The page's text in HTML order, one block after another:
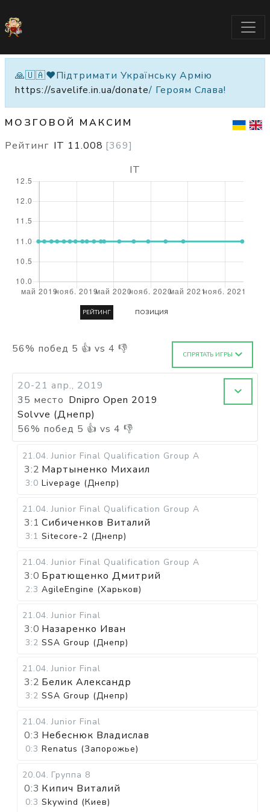
🙏🇺🇦❤️Підтримати Українську Армію
https://savelife.in.ua/donate/ Героям Слава!
МОЗГОВОЙ МАКСИМ
Рейтинг IT 11.008 [369]
56% побед 5 👍 vs 4 👎 СПРЯТАТЬ ИГРЫ
20-21 апр., 2019
35 место Dnipro Open 2019
Solvve (Днепр)
56% побед 5 👍 vs 4 👎
21.04. Junior Final Qualification Group A
3:2 Мартыненко Михаил
3:0 Livepage (Днепр)
21.04. Junior Final Qualification Group A
3:1 Сибиченков Виталий
3:1 Sitecore-2 (Днепр)
21.04. Junior Final Qualification Group A
3:0 Братющенко Дмитрий
2:3 AgileEngine (Харьков)
21.04. Junior Final
3:0 Назаренко Иван
3:2 SSA Group (Днепр)
21.04. Junior Final
3:2 Белик Александр
3:2 SSA Group (Днепр)
21.04. Junior Final
0:3 Небеснюк Владислав
0:3 Renatus (Запорожье)
20.04. Группа 8
0:3 Кипич Виталий
0:3 Skywind (Киев)
IT
РЕЙТИНГ ПОЗИЦИЯ